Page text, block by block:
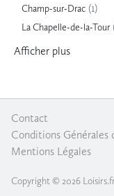
Champ-sur-Drac (1)
La Chapelle-de-la-Tour
Afficher plus
Contact
Conditions Générales
Mentions Légales
Copyright © 2026